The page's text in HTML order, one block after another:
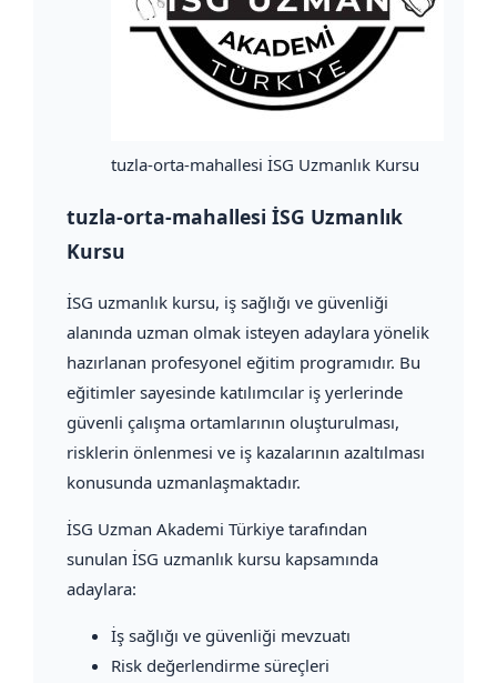
tuzla-orta-mahallesi İSG Uzmanlık Kursu
tuzla-orta-mahallesi İSG Uzmanlık
Kursu
İSG uzmanlık kursu, iş sağlığı ve güvenliği
alanında uzman olmak isteyen adaylara yönelik
hazırlanan profesyonel eğitim programıdır. Bu
eğitimler sayesinde katılımcılar iş yerlerinde
güvenli çalışma ortamlarının oluşturulması,
risklerin önlenmesi ve iş kazalarının azaltılması
konusunda uzmanlaşmaktadır.
İSG Uzman Akademi Türkiye tarafından
sunulan İSG uzmanlık kursu kapsamında
adaylara:
İş sağlığı ve güvenliği mevzuatı
Risk değerlendirme süreçleri